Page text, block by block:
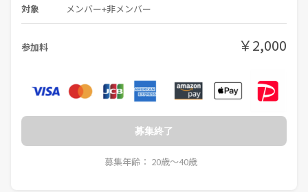
対象 メンバー+非メンバー
参加料 ￥2,000
募集終了
募集年齢： 20歳〜40歳